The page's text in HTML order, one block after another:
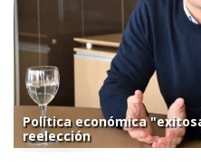
Política económica
reelección